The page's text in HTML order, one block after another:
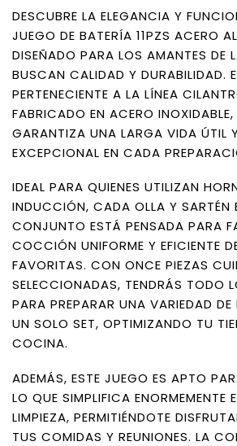
DESCUBRE LA ELEGANCIA Y
JUEGO DE BATERÍA 11PZS ACERO
DISEÑADO PARA LOS AMANTES DE
BUSCAN CALIDAD Y DURABILIDAD.
PERTENECIENTE A LA LÍNEA
FABRICADO EN ACERO
GARANTIZA UNA LARGA VIDA ÚTIL
EXCEPCIONAL EN CADA
IDEAL PARA QUIENES UTILIZAN
INDUCCIÓN, CADA OLLA Y SARTÉN
CONJUNTO ESTÁ PENSADA PARA
COCCIÓN UNIFORME Y EFICIENTE
FAVORITAS. CON ONCE PIEZAS
SELECCIONADAS, TENDRÁS TODO
PARA PREPARAR UNA VARIEDAD
UN SOLO SET, OPTIMIZANDO TU
COCINA.
ADEMÁS, ESTE JUEGO ES APTO
LO QUE SIMPLIFICA ENORMEMENTE
LIMPIEZA, PERMITIÉNDOTE
TUS COMIDAS Y REUNIONES. LA